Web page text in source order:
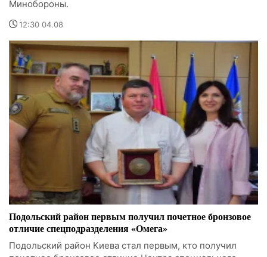
Минобороны.
12:30 04.08
Подольский район первым получил почетное бронзовое
отличие спецподразделения «Омега»
Подольский район Киева стал первым, кто получил